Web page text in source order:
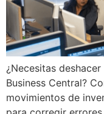
¿Necesitas
Business Central?
movimientos de